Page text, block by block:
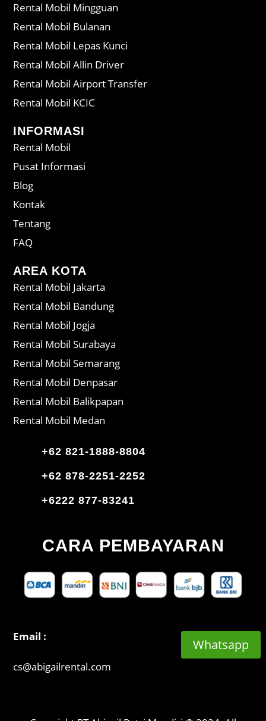
Rental Mobil Mingguan
Rental Mobil Bulanan
Rental Mobil Lepas Kunci
Rental Mobil Allin Driver
Rental Mobil Airport Transfer
Rental Mobil KCIC
INFORMASI
Rental Mobil
Pusat Informasi
Blog
Kontak
Tentang
FAQ
AREA KOTA
Rental Mobil Jakarta
Rental Mobil Bandung
Rental Mobil Jogja
Rental Mobil Surabaya
Rental Mobil Semarang
Rental Mobil Denpasar
Rental Mobil Balikpapan
Rental Mobil Medan
+62 821-1888-8804
+62 878-2251-2252
+6222 877-83241
CARA PEMBAYARAN
Email :
cs@abigailrental.com
Whatsapp